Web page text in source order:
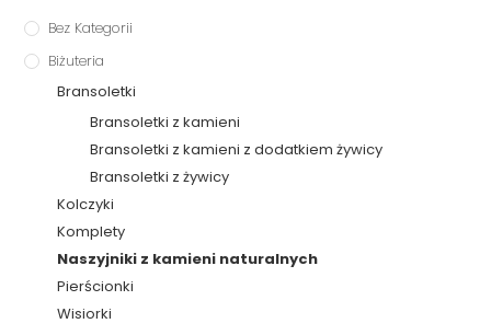
Bez Kategorii
Biżuteria
Bransoletki
Bransoletki z kamieni
Bransoletki z kamieni z dodatkiem żywicy
Bransoletki z żywicy
Kolczyki
Komplety
Naszyjniki z kamieni naturalnych
Pierścionki
Wisiorki